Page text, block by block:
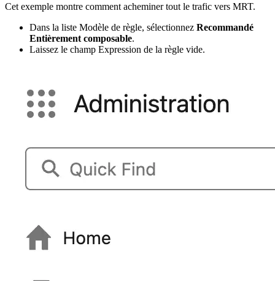
Cet exemple montre comment acheminer tout le trafic vers MRT.
Dans la liste Modèle de règle, sélectionnez Recommandé
Entièrement composable.
Laissez le champ Expression de la règle vide.